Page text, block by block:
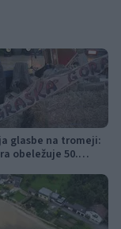
glasbe na tromeji:
obeležuje 50.